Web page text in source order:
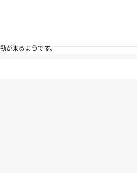
つ夜勤者もいます。
ります。休憩なんてとる余裕ないです。
が来るようです。